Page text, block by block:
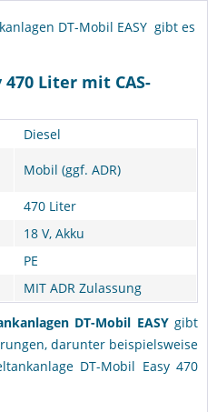
DT-Mobil EASY gibt es
470 Liter mit CAS-
Diesel
Mobil (ggf. ADR)
470 Liter
18 V, Akku
PE
MIT ADR Zulassung
DT-Mobil EASYgibt
darunter beispielsweise
DT-Mobil Easy 470